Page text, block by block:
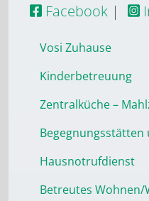
Facebook |
Vosi Zuhause
Kinderbetreuung
Zentralküche –
Hausnotrufdienst
Betreutes